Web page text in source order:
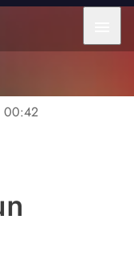
00:42